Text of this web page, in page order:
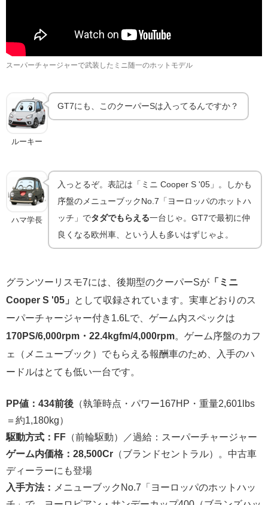
スーパーチャージャーで武装したミニ随一のホットモデル
ルーキー
GT7にも、このクーパーSは入ってるんですか？
ハマ学長
入っとるぞ。表記は「ミニ Cooper S '05」。しかも
序盤のメニューブックNo.7「ヨーロッパのホットハ
ッチ」でタダでもらえる一台じゃ。GT7で最初に仲
良くなる欧州車、という人も多いはずじゃよ。
グランツーリスモ7には、後期型のクーパーSが 「ミニ
Cooper S '05」
として収録されています。実車どおりのス
ーパーチャージャー付き1.6Lで、ゲーム内スペックは
170PS/6,000rpm・22.4kgfm/4,000rpm 。ゲーム序盤のカフ
ェ（メニューブック）でもらえる報酬車のため、入手のハ
ードルはとても低い一台です。
PP値：434前後 （執筆時点・パワー167HP・重量2,601lbs
＝約1,180kg）
駆動方式：FF （前輪駆動）／過給：スーパーチャージャー
ゲーム内価格：28,500Cr （ブランドセントラル）。中古車
ディーラーにも登場
入手方法：
メニューブックNo.7「ヨーロッパのホットハッ